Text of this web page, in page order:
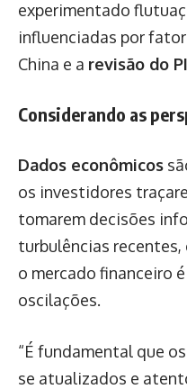
experimentado
influenciadas por
China e a revisão do
Considerando as
Dados econômicos
os investidores
tomarem decisões
turbulências
o mercado financeiro
oscilações.
“É fundamental que
se atualizados e